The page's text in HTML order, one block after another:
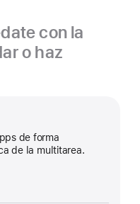
con la
o haz
de forma
de la multitarea.